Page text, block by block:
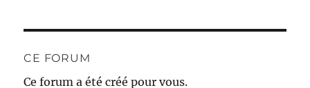
CE FORUM
Ce forum a été créé pour vous.